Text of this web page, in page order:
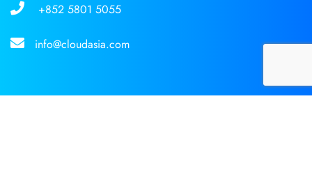
+852 5801 5055
info@cloudasia.com